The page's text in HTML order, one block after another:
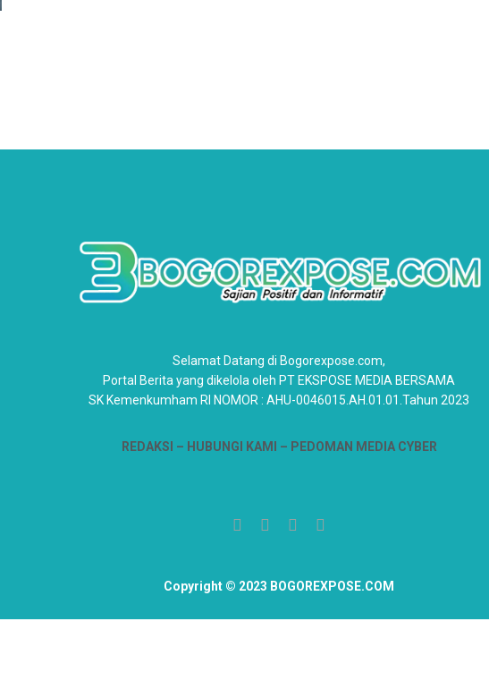
Selamat Datang di Bogorexpose.com,
Portal Berita yang dikelola oleh PT EKSPOSE MEDIA BERSAMA
SK Kemenkumham RI NOMOR : AHU-0046015.AH.01.01.Tahun 2023
REDAKSI – HUBUNGI KAMI – PEDOMAN MEDIA CYBER
Copyright © 2023 BOGOREXPOSE.COM